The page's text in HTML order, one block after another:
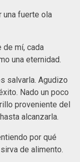
una fuerte ola
de mí, cada
una eternidad.
salvarla. Agudizo
Nado un poco
proveniente del
alcanzarla.
por qué
de alimento.